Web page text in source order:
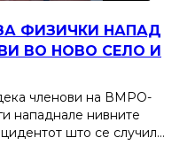
ФИЗИЧКИ НАПАД
ВО НОВО СЕЛО И
членови на ВМРО-
нападнале нивните
што се случил…